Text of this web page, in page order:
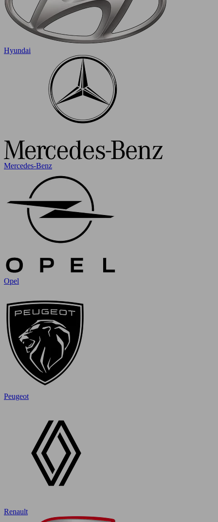
Hyundai
Mercedes-Benz
Opel
Peugeot
Renault